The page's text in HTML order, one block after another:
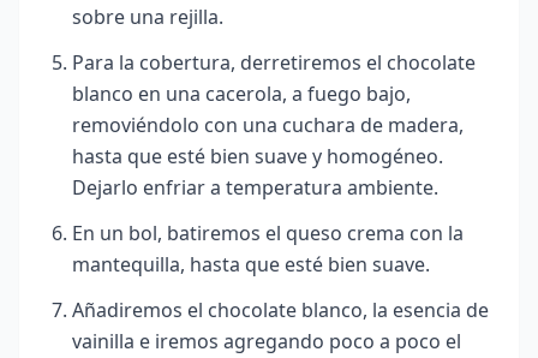
sobre una rejilla.
Para la cobertura, derretiremos el chocolate
blanco en una cacerola, a fuego bajo,
removiéndolo con una cuchara de madera,
hasta que esté bien suave y homogéneo.
Dejarlo enfriar a temperatura ambiente.
En un bol, batiremos el queso crema con la
mantequilla, hasta que esté bien suave.
Añadiremos el chocolate blanco, la esencia de
vainilla e iremos agregando poco a poco el